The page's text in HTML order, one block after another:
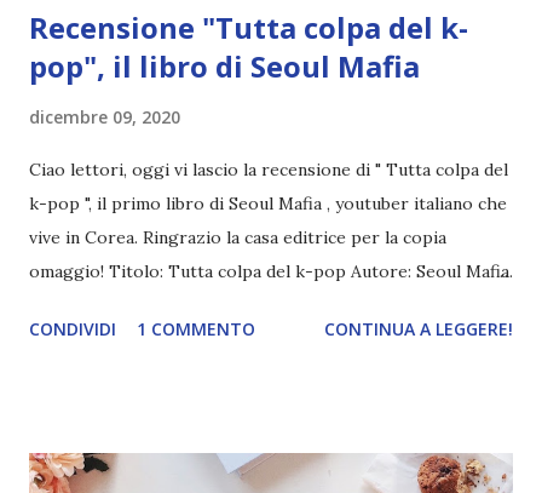
Recensione "Tutta colpa del k-
pop", il libro di Seoul Mafia
dicembre 09, 2020
Ciao lettori, oggi vi lascio la recensione di " Tutta colpa del
k-pop ", il primo libro di Seoul Mafia , youtuber italiano che
vive in Corea. Ringrazio la casa editrice per la copia
omaggio! Titolo: Tutta colpa del k-pop Autore: Seoul Mafia
15,10€ Quando Marco si imbatte nel primo video musicale
emergere il vero se stesso. La musica, i vestiti, le
CONDIVIDI 1 COMMENTO CONTINUA A LEGGERE!